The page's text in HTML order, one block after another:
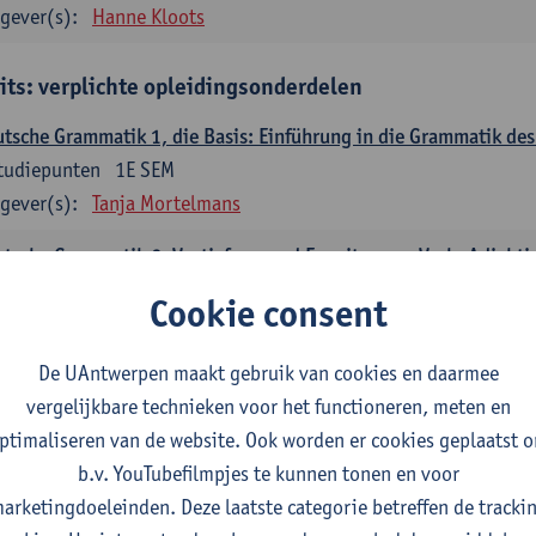
Hanne Kloots
verplichte opleidingsonderdelen
Grammatik 1, die Basis: Einführung in die Grammatik
1E SEM
Tanja Mortelmans
Grammatik 2, Vertiefung und Erweiterung: Verb,
Tanja Mortelmans
Sprachbeherrschung 1
1E/2E SEM
studiepunten
Tanja Mortelmans Alex Haider
und Gesellschaft im deutschsprachigen Raum
1E/2E SEM
studiepunten
Cookie consent
De UAntwerpen maakt gebruik van cookies en daarmee
vergelijkbare technieken voor het functioneren, meten en
van de website. Ook worden er cookies geplaatst
b.v. YouTubefilmpjes te kunnen tonen en voor
Deze laatste categorie betreffen de